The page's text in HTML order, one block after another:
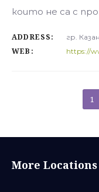
които не са с
ADDRESS: гр.
WEB: https://
1
More Locations